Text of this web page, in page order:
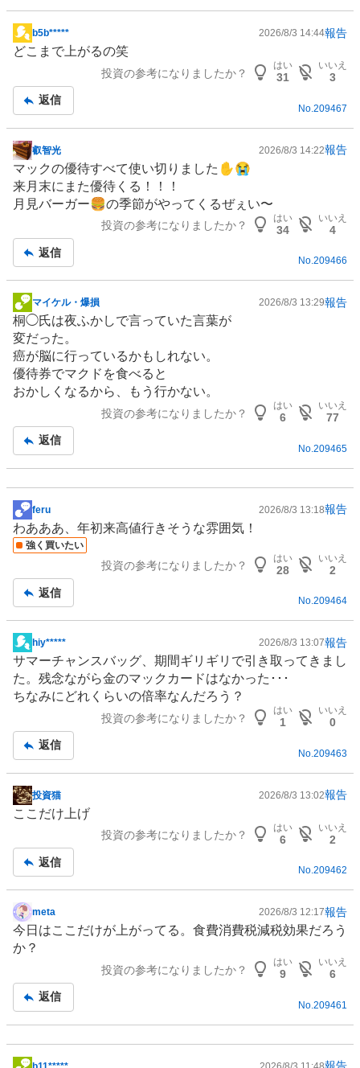
掲
示
事
b5b***** 2026/8/3 14:44報告
どこまで上がるの笑
投資の参考になりましたか？
はい
31
いいえ
3
返信
No. 209467
掲
示
板
記
叡智光 2026/8/3 14:22報告
マックの優待すべて使い切りました✋😭
来月末にまた優待くる！！！
月見バーガー🍔の季節がやってくるぜぇい〜
投資の参考になりましたか？
はい
34
いいえ
4
返信
No.209466
掲
示
板
記
事
マイケル・爆損 2026/8/3 13:29報告
桐◯氏は夜ふかしで言っていた言葉が
変だった。
癌が脳に行っているかもしれない。
優待券でマクドを食べると
おかしくなるから、もう行かない。
投資の参考になりましたか？
はい
6
いいえ
77
返信
No. 209465
掲
示
板
feru 2026/8/3 13:18報告
わあああ、年初来高値行きそうな雰囲気！
強く買いたい
投資の参考になりましたか？
はい
28
いいえ
2
返信
No.209464
掲
示
板
記
hiy***** 2026/8/3 13:07報告
サマーチャンスバッグ、期間ギリギリで引き取ってきまし
た。残念ながら金のマックカードはなかった･･･
ちなみにどれくらいの倍率なんだろう？
投資の参考になりましたか？
はい
1
いいえ
0
返信
No. 209463
掲
示
事
投資猫 2026/8/3 13:02報告
ここだけ上げ
投資の参考になりましたか？
はい
6
いいえ
2
返信
No.209462
掲
示
板
meta 2026/8/3 12:17報告
今日はここだけが上がってる。食費消費税減税効果だろう
か？
投資の参考になりましたか？
はい
9
いいえ
6
返信
No. 209461